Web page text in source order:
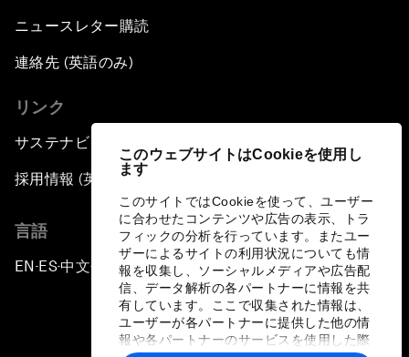
このウェブサイトはCookieを使用し
ます
このサイトではCookieを使って、ユーザー
に合わせたコンテンツや広告の表示、トラ
フィックの分析を行っています。またユー
ザーによるサイトの利用状況についても情
報を収集し、ソーシャルメディアや広告配
信、データ解析の各パートナーに情報を共
有しています。ここで収集された情報は、
ユーザーが各パートナーに提供した他の情
報や各パートナーのサービスを使用した際
ニュースレター購読
連絡先 (英語のみ)
リンク
サステナビリティへの取り組み
採用情報 (英語のみ)
言語
EN ▪ES▪中文▪ 日本語